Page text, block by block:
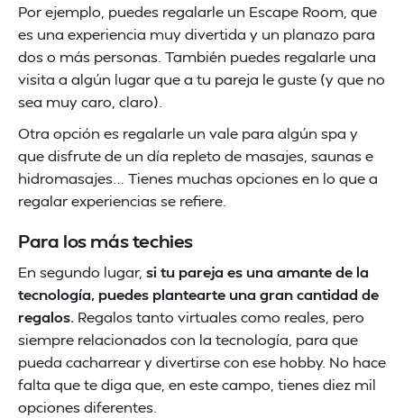
Por ejemplo, puedes regalarle un Escape Room, que
es una experiencia muy divertida y un planazo para
dos o más personas. También puedes regalarle una
visita a algún lugar que a tu pareja le guste (y que no
sea muy caro, claro).
Otra opción es regalarle un vale para algún spa y
que disfrute de un día repleto de masajes, saunas e
hidromasajes… Tienes muchas opciones en lo que a
regalar experiencias se refiere.
Para los más techies
En segundo lugar, si tu pareja es una amante de la
tecnología, puedes plantearte una gran cantidad de
regalos. Regalos tanto virtuales como reales, pero
siempre relacionados con la tecnología, para que
pueda cacharrear y divertirse con ese hobby. No hace
falta que te diga que, en este campo, tienes diez mil
opciones diferentes.